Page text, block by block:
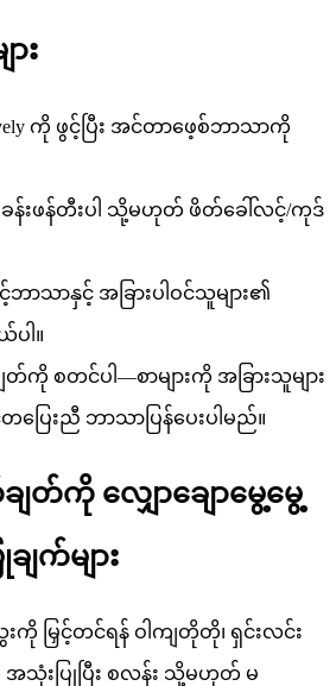
း
ကို ဖွင့်ပြီး အင်တာဖေ့စ်ဘာသာကို
းဖန်တီးပါ သို့မဟုတ် ဖိတ်ခေါ်လင့်/ကုဒ်
ာသာနှင့် အခြားပါဝင်သူများ၏
ပါ။
ကို စတင်ပါ—စာများကို အခြားသူများ
ြေးညီ ဘာသာပြန်ပေးပါမည်။
ျတ်ကို လျှောချောမွေ့မွေ့
ျက်များ
မြှင့်တင်ရန် ဝါကျတိုတို၊ ရှင်းလင်း
အသုံးပြုပြီး စလန်း သို့မဟုတ် မ